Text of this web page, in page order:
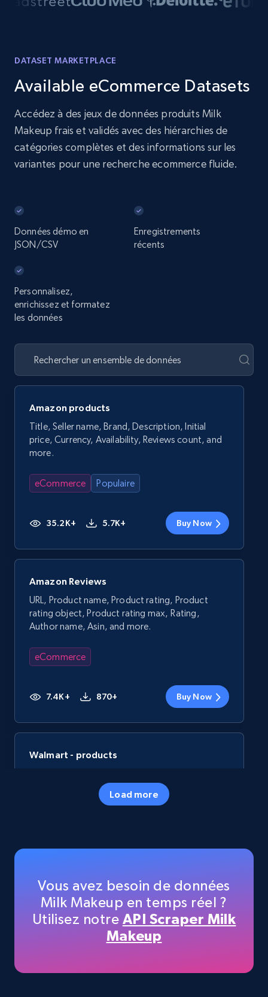
DATASET MARKETPLACE
Available eCommerce Datasets
Accédez à des jeux de données produits Milk
Makeup frais et validés avec des hiérarchies de
catégories complètes et des informations sur les
variantes pour une recherche ecommerce fluide.
Données démo en
JSON/CSV
Enregistrements
récents
Personnalisez,
enrichissez et formatez
les données
Amazon products
Title, Seller name, Brand, Description, Initial
price, Currency, Availability, Reviews count, and
more.
eCommerce Populaire
35.2K+ 5.7K+ Buy Now
Amazon Reviews
URL, Product name, Product rating, Product
rating object, Product rating max, Rating,
Author name, Asin, and more.
eCommerce
7.4K+ 870+ Buy Now
Walmart - products
Specifications, Image urls, Top reviews, and
URL, Title, Available, Description, Currency, Initial
Load more
Vous avez besoin de données
Milk Makeup en temps réel ?
Utilisez notre API Scraper Milk
Makeup